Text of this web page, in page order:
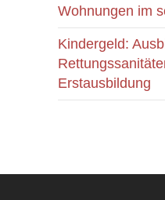
Wohnungen im
Kindergeld:
Erstausbildung